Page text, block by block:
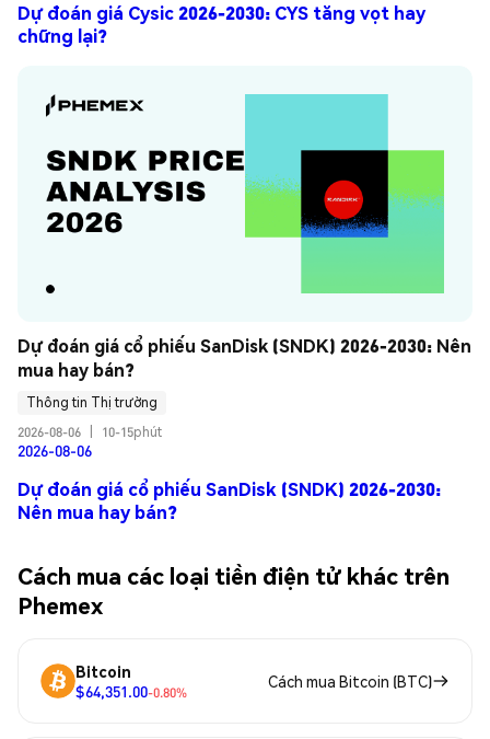
Dự đoán giá Cysic 2026-2030: CYS tăng vọt hay
chững lại?
Dự đoán giá cổ phiếu SanDisk (SNDK) 2026-2030: Nên
mua hay bán?
Thông tin Thị trường
2026-08-06
10-15phút
2026-08-06
Dự đoán giá cổ phiếu SanDisk (SNDK) 2026-2030:
Nên mua hay bán?
Cách mua các loại tiền điện tử khác trên
Phemex
Bitcoin
$64,351.00-0.80%
Cách mua Bitcoin (BTC)